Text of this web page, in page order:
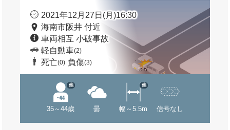
2021年12月27日(月)16:30
海南市阪井 付近
車両相互 小破事故
軽自動車(2)
死亡(0) 負傷(3)
35～44歳
他
曇 幅～5.5m
他
信号なし